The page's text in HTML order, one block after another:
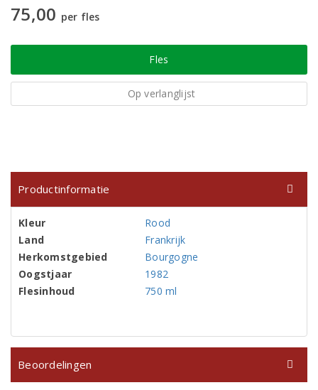
75,00 per fles
Fles
Op verlanglijst
Productinformatie
Kleur
Rood
Land
Frankrijk
Herkomstgebied
Bourgogne
Oogstjaar
1982
Flesinhoud
750 ml
Beoordelingen